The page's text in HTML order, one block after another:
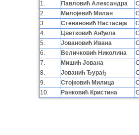
1. Павловић Александра
2.
Милојевић Милан
3.
Стевановић Настасија
4.
Цветковић Анђела
5.
Јовановић Ивана
6.
Величковић Николина
7.
Мишић Јована
8.
Јованић Ђурађ
9.
Стојковић Милица
10.
Ранковић Кристина